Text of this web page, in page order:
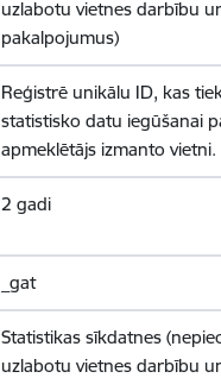
uzlabotu vietnes darbību
pakalpojumus)
Reģistrē unikālu ID, kas
statistisko datu iegūšanai
apmeklētājs izmanto vietni.
2 gadi
_gat
Statistikas sīkdatnes
uzlabotu vietnes darbību